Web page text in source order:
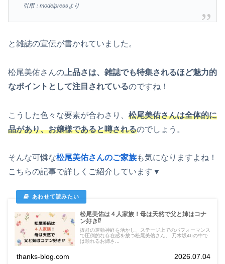
引用：modelpressより
と雑誌の宣伝が書かれていました。
松尾美佑さんの 上品さは、雑誌でも特集されるほど魅力的
なポイントとして注目されているのですね！
こうした色々な要素が合わさり、 松尾美佑さんは全体的に
品があり、お嬢様であると噂されるのでしょう。
そんな可憐な松尾美佑さんのご家族も気になりますよね！
こちらの記事で詳しくご紹介しています▼
松尾美佑は４人家族！母は天然で父と姉はコナ
ン好き⁉
抜群の運動神経を活かし、ステージ上でのパフォーマンス
で圧倒的な存在感を放つ松尾美佑さん。 乃木坂46の中で
は頼れるお姉さ...
thanks-blog.com 2026.07.04